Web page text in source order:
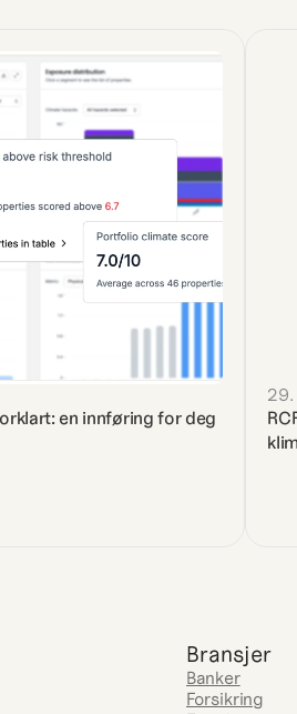
en innføring for deg
Bransjer
Banker
Forsikring